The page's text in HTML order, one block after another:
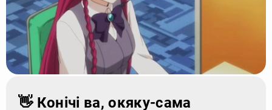
👋 Конічі ва, окяку-сама